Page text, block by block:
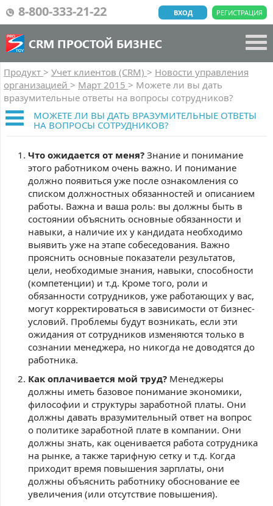
8-800-333-21-22 РЕГИСТРАЦИЯ
ВХОД
CRM ПРОСТОЙ БИЗНЕС
Продукт > Учет клиентов (CRM) > Новости управления
организацией > Март 2015 > Можете ли вы дать
вразумительные ответы на вопросы сотрудников?
МОЖЕТЕ ЛИ ВЫ ДАТЬ ВРАЗУМИТЕЛЬНЫЕ ОТВЕТЫ
НА ВОПРОСЫ СОТРУДНИКОВ?
Что ожидается от меня? Знание и понимание
этого работником очень важно. И понимание
должно появиться уже после ознакомления со
списком должностных обязанностей и описанием
работы. Важна и ваша роль: вы должны быть в
состоянии объяснить основные обязанности и
навыки, а наличие их у кандидата необходимо
выявить уже на этапе собеседования. Важно
прояснить основные показатели результатов,
цели, необходимые знания, навыки, способности
(компетенции) и т.д. Кроме того, роли и
обязанности сотрудников, уже работающих у вас,
могут корректироваться в зависимости от бизнес-
условий. Проблемы будут возникать, если эти
ожидания от сотрудников изменяются только в
сознании менеджера, но никогда не доводятся до
работника.
Как оплачивается мой труд? Менеджеры
должны иметь базовое понимание экономики,
философии и структуры заработной платы. Они
должны давать вразумительный ответ на вопрос
о политике заработной плате в компании. Они
должны знать, как оценивается работа сотрудника
на рынке, а также тарифную сетку и т.д. Когда
приходит время повышения зарплаты, они
должны объяснить работнику обоснование ее
увеличения (или отсутствие повышения).